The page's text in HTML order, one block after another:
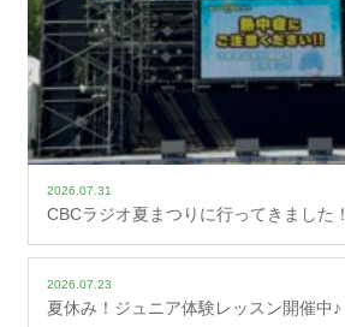
2026.07.31
CBCラジオ夏まつりに行ってきました！
2026.07.23
夏休み！ジュニア体験レッスン開催中♪